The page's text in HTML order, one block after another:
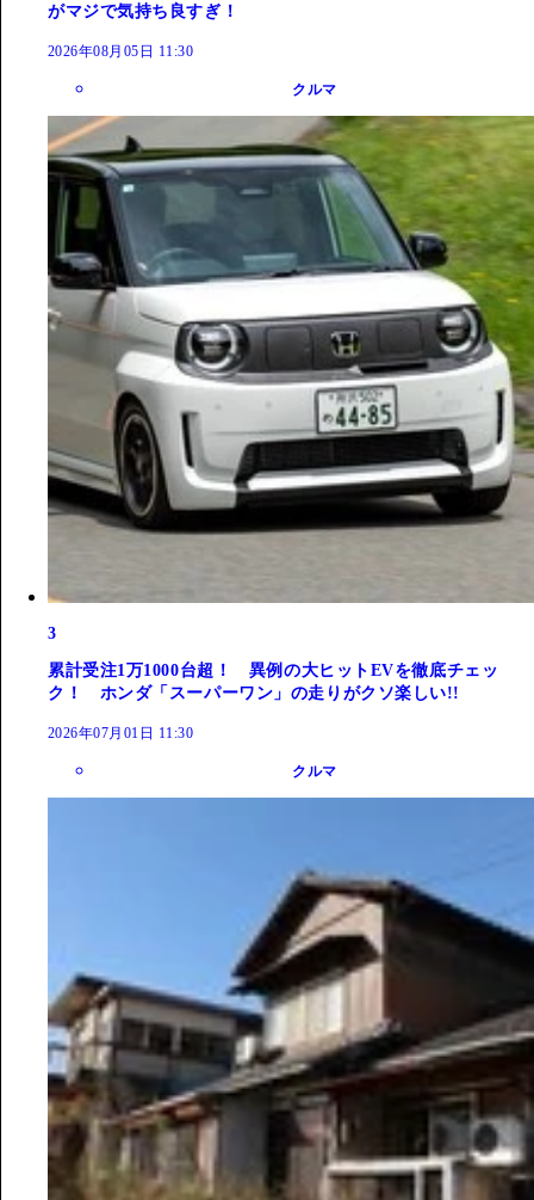
がマジで気持ち良すぎ！
2026年08月05日 11:30
クルマ
3
累計受注1万1000台超！ 異例の大ヒットEVを徹底チェッ
ク！ ホンダ「スーパーワン」の走りがクソ楽しい!!
2026年07月01日 11:30
クルマ